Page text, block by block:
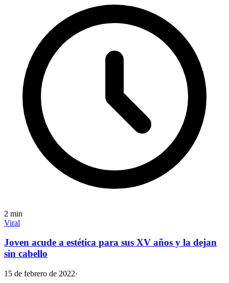
2 min
Viral
Joven acude a estética para sus XV años y la dejan
sin cabello
15 de febrero de 2022·